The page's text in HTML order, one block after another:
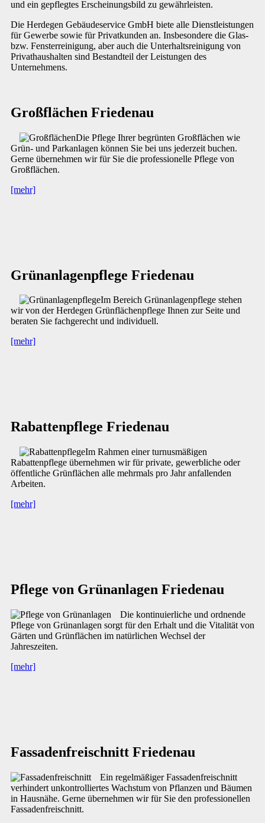
und ein gepflegtes Erscheinungsbild zu gewährleisten.
Die Herdegen Gebäudeservice GmbH biete alle Dienstleistungen
für Gewerbe sowie für Privatkunden an. Insbesondere die Glas-
bzw. Fensterreinigung, aber auch die Unterhaltsreinigung von
Privathaushalten sind Bestandteil der Leistungen des
Unternehmens.
Großflächen Friedenau
Die Pflege Ihrer begrünten Großflächen wie
Grün- und Parkanlagen können Sie bei uns jederzeit buchen.
Gerne übernehmen wir für Sie die professionelle Pflege von
Großflächen.
[mehr]
Grünanlagenpflege Friedenau
Im Bereich Grünanlagenpflege stehen
wir von der Herdegen Grünflächenpflege Ihnen zur Seite und
beraten Sie fachgerecht und individuell.
[mehr]
Rabattenpflege Friedenau
Im Rahmen einer turnusmäßigen
Rabattenpflege übernehmen wir für private, gewerbliche oder
öffentliche Grünflächen alle mehrmals pro Jahr anfallenden
Arbeiten.
[mehr]
Pflege von Grünanlagen Friedenau
Die kontinuierliche und ordnende
Pflege von Grünanlagen sorgt für den Erhalt und die Vitalität von
Gärten und Grünflächen im natürlichen Wechsel der
Jahreszeiten.
[mehr]
Fassadenfreischnitt Friedenau
Ein regelmäßiger Fassadenfreischnitt
verhindert unkontrolliertes Wachstum von Pflanzen und Bäumen
in Hausnähe. Gerne übernehmen wir für Sie den professionellen
Fassadenfreischnitt.